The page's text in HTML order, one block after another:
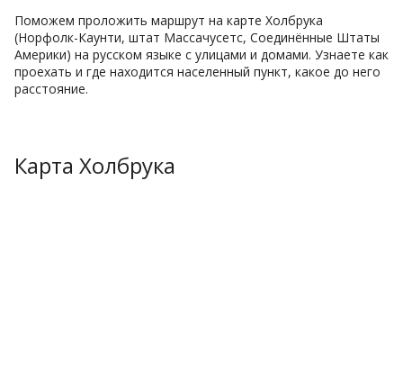
Поможем проложить маршрут на карте Холбрука
(Норфолк-Каунти, штат Массачусетс, Соединённые Штаты
Америки) на русском языке с улицами и домами. Узнаете как
проехать и где находится населенный пункт, какое до него
расстояние.
Карта Холбрука